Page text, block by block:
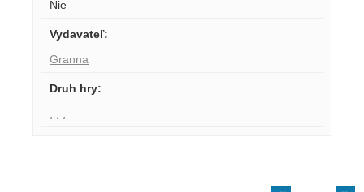
Nie
Vydavateľ:
Granna
Druh hry: